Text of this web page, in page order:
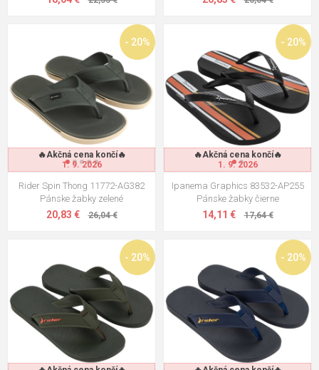
🔥Akčná cena končí🔥
1. 9. 2026
- 20%
Rider Spin Thong 11772-AG382
Pánske žabky zelené
20,83 € 26,04 €
🔥Akčná cena končí🔥
1. 9. 2026
- 20%
Ipanema Graphics 83532-AP255
Pánske žabky čierne
14,11 € 17,64 €
- 20% - 20%